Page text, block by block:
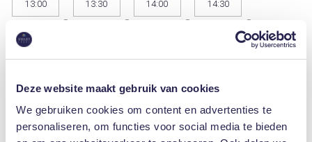
Deze website maakt gebruik van cookies
We gebruiken cookies om content en advertenties te
personaliseren, om functies voor social media te bieden
13:00 13:30 14:00 14:30
15:00
Dinsdag 11 August